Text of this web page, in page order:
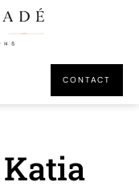
CONTACT